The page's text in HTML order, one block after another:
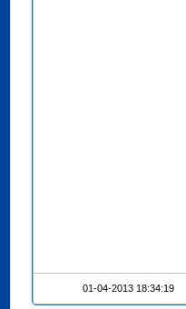
01-04-2013 18:34:19